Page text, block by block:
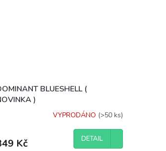
BLUESHELL (
)
VYPRODÁNO (>50 ks)
Kč DETAIL